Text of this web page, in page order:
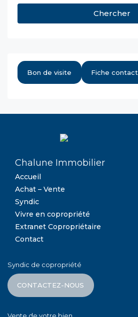
Chercher
Bon de visite Fiche contact
Chalune Immobilier
Accueil
Achat – Vente
Syndic
Vivre en copropriété
Extranet Copropriétaire
Contact
Syndic de copropriété
CONTACTEZ-NOUS
Vente de votre bien